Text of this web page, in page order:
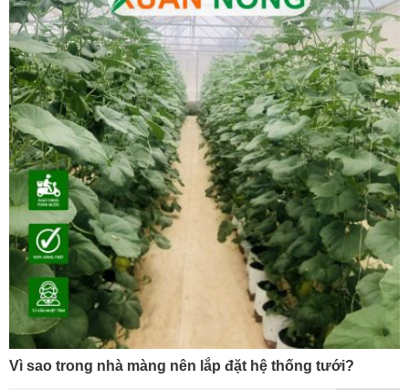
Vì sao trong nhà màng nên lắp đặt hệ thống tưới?